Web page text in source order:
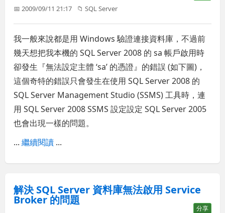
📅 2009/09/11 21:17 📁SQL Server
我一般來說都是用 Windows 驗證連接資料庫，不過前
幾天想把我本機的 SQL Server 2008 的 sa 帳戶啟用時
卻發生『無法設定主體 ‘sa’ 的憑證』的錯誤 (如下圖)，
這個奇特的錯誤只會發生在使用 SQL Server 2008 的
SQL Server Management Studio (SSMS) 工具時，連
用 SQL Server 2008 SSMS 設定設定 SQL Server 2005
也會出現一樣的問題。
...繼續閱讀 ...
解決 SQL Server 資料庫無法啟用 Service
Broker 的問題
分享